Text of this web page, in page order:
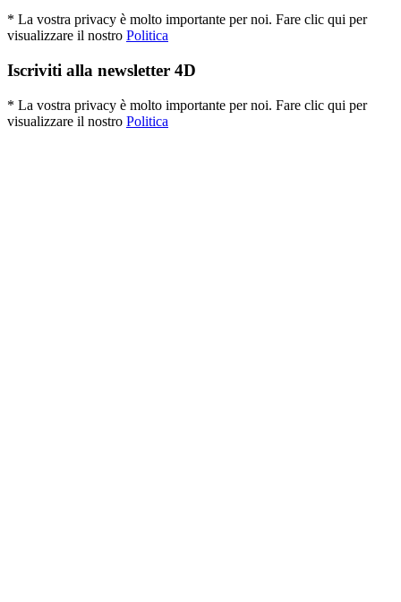
* La vostra privacy è molto importante per noi. Fare clic qui per
visualizzare il nostro Politica
Iscriviti alla newsletter 4D
* La vostra privacy è molto importante per noi. Fare clic qui per
visualizzare il nostro Politica